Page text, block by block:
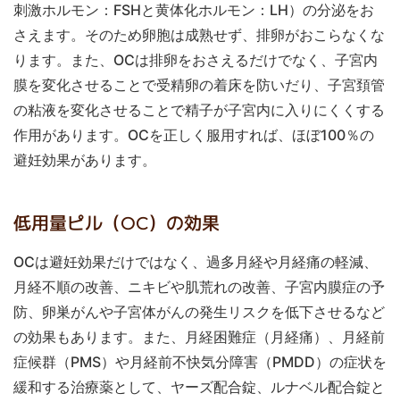
刺激ホルモン：FSHと黄体化ホルモン：LH）の分泌をお
さえます。そのため卵胞は成熟せず、排卵がおこらなくな
ります。また、OCは排卵をおさえるだけでなく、子宮内
膜を変化させることで受精卵の着床を防いだり、子宮頚管
の粘液を変化させることで精子が子宮内に入りにくくする
作用があります。OCを正しく服用すれば、ほぼ100％の
避妊効果があります。
低用量ピル（OC）の効果
OCは避妊効果だけではなく、過多月経や月経痛の軽減、
月経不順の改善、ニキビや肌荒れの改善、子宮内膜症の予
防、卵巣がんや子宮体がんの発生リスクを低下させるなど
の効果もあります。また、月経困難症（月経痛）、月経前
症候群（PMS）や月経前不快気分障害（PMDD）の症状を
緩和する治療薬として、ヤーズ配合錠、ルナベル配合錠と